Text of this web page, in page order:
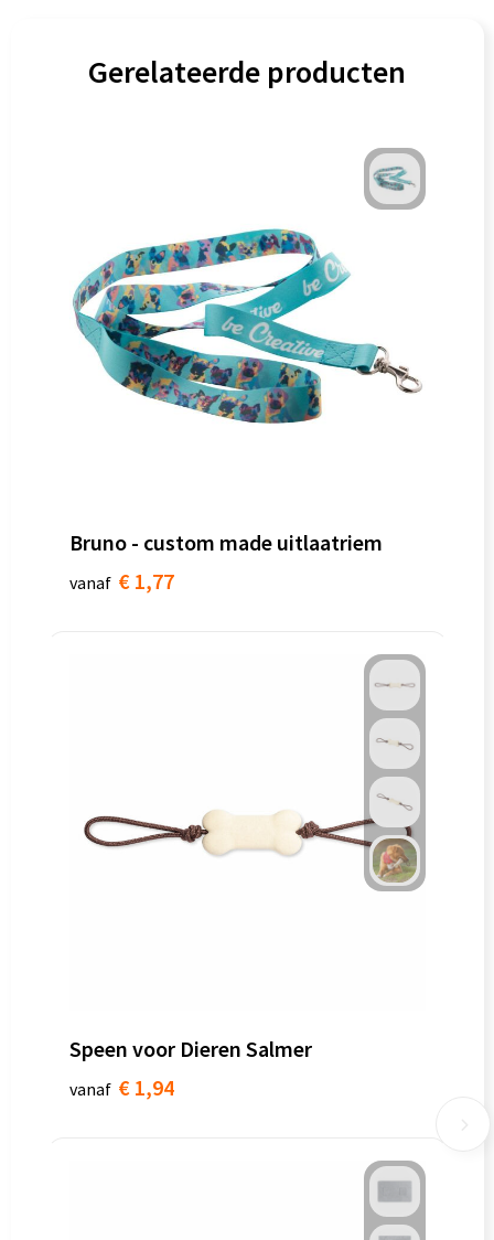
Gerelateerde producten
Bruno - custom made uitlaatriem
vanaf € 1,77
Speen voor Dieren Salmer
vanaf € 1,94